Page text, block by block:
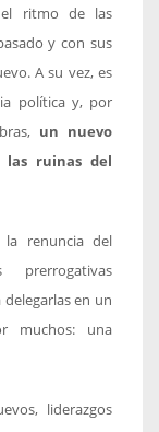
ritmo de las
y con sus
A su vez, es
política y, por
un nuevo
las ruinas del
renuncia del
en un
muchos: una
liderazgos